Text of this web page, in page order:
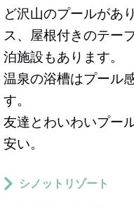
ど沢山のプールがあ
ス、屋根付きのテー
泊施設もあります。
温泉の浴槽はプール
す。
友達とわいわいプー
安い。
シノットリゾート